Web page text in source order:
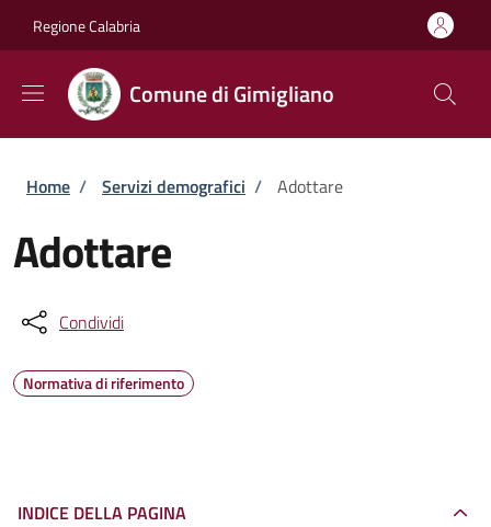
Regione Calabria
Comune di Gimigliano
Briciole di pane
Home / Servizi demografici / Adottare
Adottare
Condividi
Normativa di riferimento
INDICE DELLA PAGINA